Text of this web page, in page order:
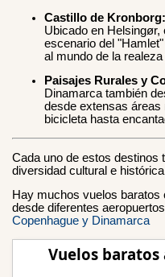
Castillo de Kronborg:
Ubicado en
escenario del
al mundo de la
Paisajes Rurales y
Dinamarca también
desde extensas
bicicleta hasta
Cada uno de estos destinos
diversidad cultural e
Hay muchos vuelos baratos
desde diferentes
Copenhague y Dinamarca
Vuelos